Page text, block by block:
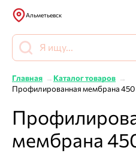
Альметьевск
Главная
Каталог товаров
Профилированная мембрана 450
мембрана